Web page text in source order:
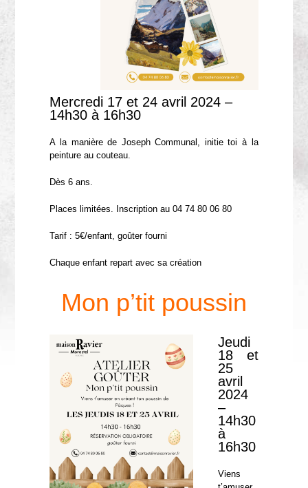
Mercredi 17 et 24 avril 2024 –
14h30 à 16h30
A la manière de Joseph Communal, initie toi à la
peinture au couteau.
Dès 6 ans.
Places limitées. Inscription au 04 74 80 06 80
Tarif : 5€/enfant, goûter fourni
Chaque enfant repart avec sa création
Mon p’tit poussin
Jeudi
18 et
25
avril
2024
–
14h30
à
16h30
Viens